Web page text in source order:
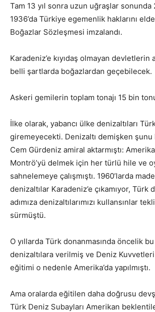
Tam 13 yıl sonra uzun uğraşlar sonunda
1936’da Türkiye egemenlik haklarını
Boğazlar Sözleşmesi imzalandı.
Karadeniz’e kıyıdaş olmayan
belli şartlarda boğazlardan geçebilecek.
Askeri gemilerin toplam tonajı 15 bin
İlke olarak, yabancı ülke denizaltıları
giremeyecekti. Denizaltı demişken şunu
Cem Gürdeniz amiral aktarmıştı:
Montrö’yü delmek için her türlü hile ve
sahnelemeye çalışmıştı. 1960’larda
denizaltılar Karadeniz’e çıkamıyor,
adımıza denizaltılarımızı kullansınlar
sürmüştü.
O yıllarda Türk donanmasında öncelik
denizaltılara verilmiş ve Deniz
eğitimi o nedenle Amerika’da yapılmıştı.
Ama oralarda eğitilen daha doğrusu
Türk Deniz Subayları Amerikan